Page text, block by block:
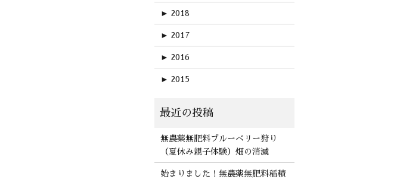
► 2018
► 2017
► 2016
► 2015
無農薬無肥料ブルーベリー狩り
（夏休み親子体験）畑の消滅
始まりました！無農薬無肥料稲積